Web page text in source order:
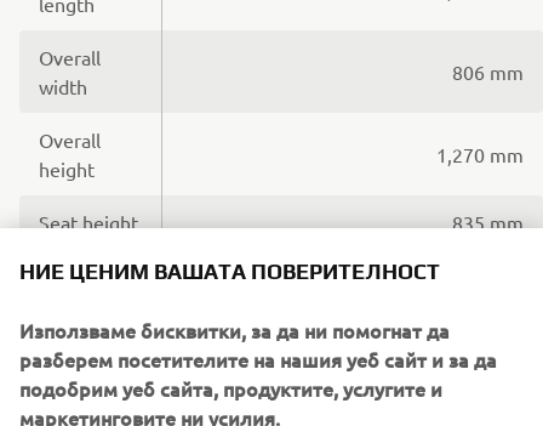
Overall
width
806 mm
Overall
height
1,270 mm
Seat height 835 mm
Wheel base 1,450 mm
Minimum
ground
clearance
140 mm
НИЕ ЦЕНИМ ВАШАТА ПОВЕРИТЕЛНОСТ
Използваме бисквитки, за да ни помогнат да
разберем посетителите на нашия уеб сайт и за да
подобрим уеб сайта, продуктите, услугите и
маркетинговите ни усилия.